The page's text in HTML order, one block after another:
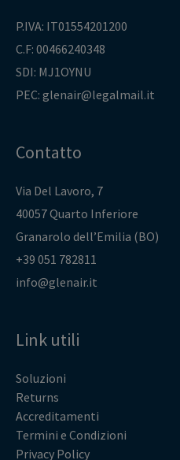
P.IVA: IT01554201200
C.F: 00466240348
SDI: MJ1OYNU
PEC: glenair@legalmail.it
Contatto
Via Del Lavoro, 7
40057 Quarto Inferiore
Granarolo dell’Emilia (BO)
+39 051 782811
info@glenair.it
Link utili
Soluzioni
Returns
Accreditamenti
Termini e Condizioni
Privacy Policy